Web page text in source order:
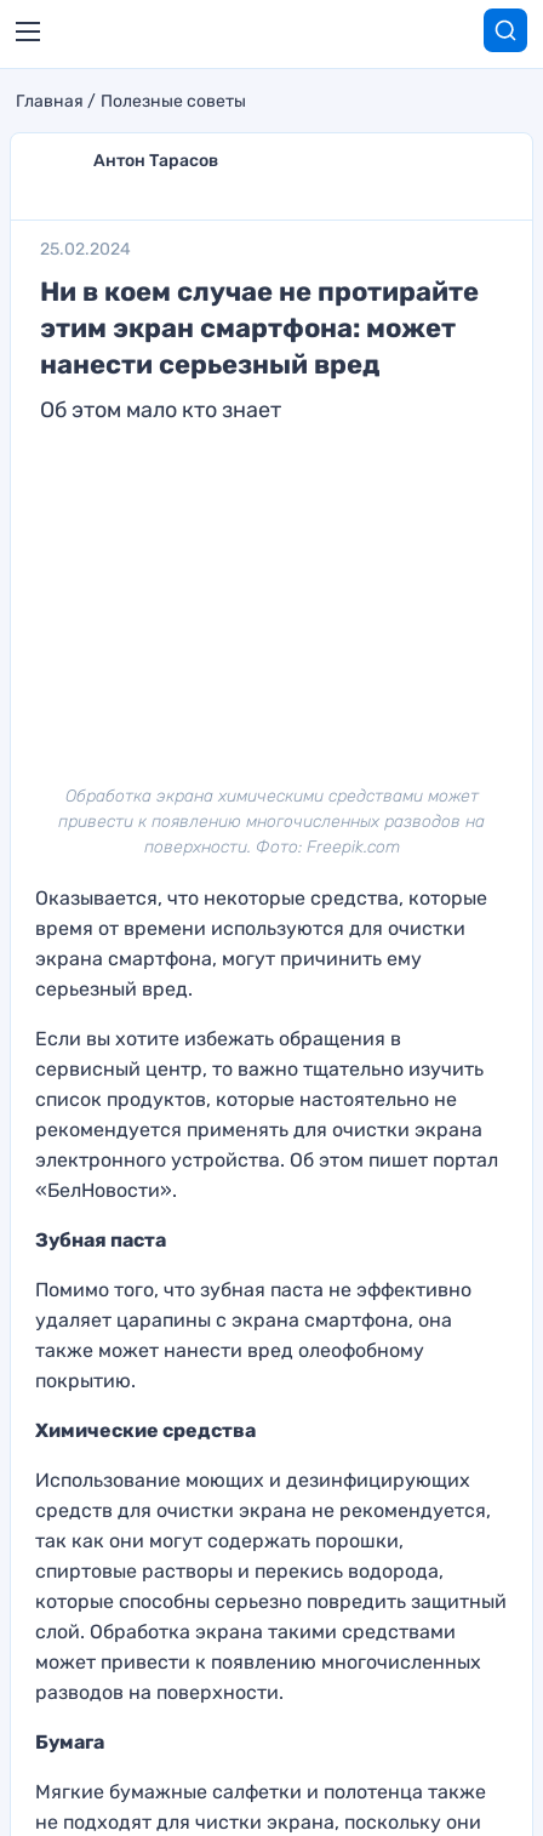
Главная Полезные советы
Антон Тарасов
25.02.2024
Ни в коем случае не протирайте
этим экран смартфона: может
нанести серьезный вред
Об этом мало кто знает
Обработка экрана химическими средствами может
привести к появлению многочисленных разводов на
поверхности. Фото: Freepik.com
Оказывается, что некоторые средства, которые
время от времени используются для очистки
экрана смартфона, могут причинить ему
серьезный вред.
Если вы хотите избежать обращения в
сервисный центр, то важно тщательно изучить
список продуктов, которые настоятельно не
рекомендуется применять для очистки экрана
электронного устройства. Об этом пишет портал
«БелНовости».
Зубная паста
Помимо того, что зубная паста не эффективно
удаляет царапины с экрана смартфона, она
также может нанести вред олеофобному
покрытию.
Химические средства
Использование моющих и дезинфицирующих
средств для очистки экрана не рекомендуется,
так как они могут содержать порошки,
спиртовые растворы и перекись водорода,
которые способны серьезно повредить защитный
слой. Обработка экрана такими средствами
может привести к появлению многочисленных
разводов на поверхности.
Бумага
Мягкие бумажные салфетки и полотенца также
не подходят для чистки экрана, поскольку они